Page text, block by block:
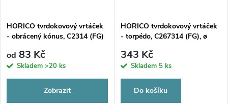
HORICO tvrdokovový vrtáček
- obrácený kónus, C2314 (FG)
od 83 Kč
Skladem >20 ks
Zobrazit
HORICO tvrdokovový vrtáček
- torpédo, C267314 (FG), ø
343 Kč
Skladem 5 ks
Do košíku